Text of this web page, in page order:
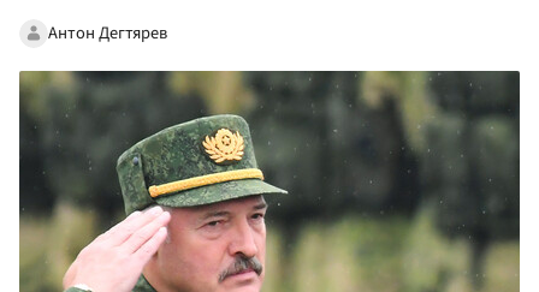
Антон Дегтярев